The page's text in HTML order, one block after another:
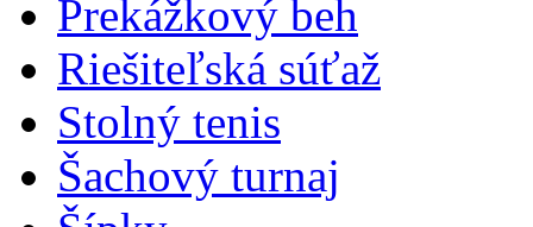
Prekážkový beh
Riešiteľská súťaž
Stolný tenis
Šachový turnaj